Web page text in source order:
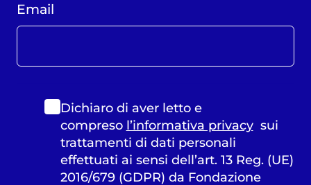
Email
Dichiaro di aver letto e
compreso l’informativa privacysui
trattamenti di dati personali
effettuati ai sensi dell’art. 13 Reg. (UE)
2016/679 (GDPR) da Fondazione